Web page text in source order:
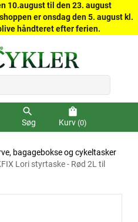
10.august til den 23. august
er onsdag den 5. august kl.
håndteret efter ferien.
search
Søg
shopping_bag
Kurv (0)
bagagebokse og cykeltasker
Lori styrtaske - Rød 2L til